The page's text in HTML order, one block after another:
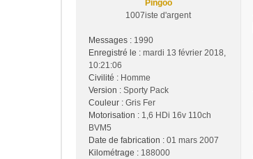
Pingoo
1007iste d'argent
Messages : 1990
Enregistré le : mardi 13 février 2018,
10:21:06
Civilité : Homme
Version : Sporty Pack
Couleur : Gris Fer
Motorisation : 1,6 HDi 16v 110ch
BVM5
Date de fabrication : 01 mars 2007
Kilométrage : 188000